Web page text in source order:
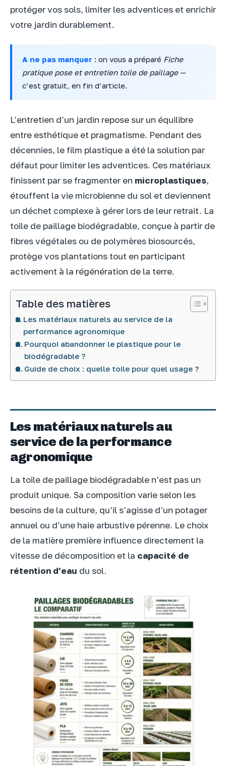
protéger vos sols, limiter les adventices et enrichir
votre jardin durablement.
A ne pas manquer : on vous a préparé Fiche
pratique pose et entretien toile de paillage—
c’est gratuit, en fin d’article.
L’entretien d’un jardin repose sur un équilibre
entre esthétique et pragmatisme. Pendant des
décennies, le film plastique a été la solution par
défaut pour limiter les adventices. Ces matériaux
finissent par se fragmenter en microplastiques,
étouffent la vie microbienne du sol et deviennent
un déchet complexe à gérer lors de leur retrait. La
toile de paillage biodégradable, conçue à partir de
fibres végétales ou de polymères biosourcés,
protège vos plantations tout en participant
activement à la régénération de la terre.
Table des matières
Les matériaux naturels au service de la
performance agronomique
Pourquoi abandonner le plastique pour le
biodégradable ?
Guide de choix : quelle toile pour quel usage ?
Les matériaux naturels au
service de la performance
agronomique
La toile de paillage biodégradable n’est pas un
produit unique. Sa composition varie selon les
besoins de la culture, qu’il s’agisse d’un potager
annuel ou d’une haie arbustive pérenne. Le choix
de la matière première influence directement la
vitesse de décomposition et la capacité de
rétention d’eau du sol.